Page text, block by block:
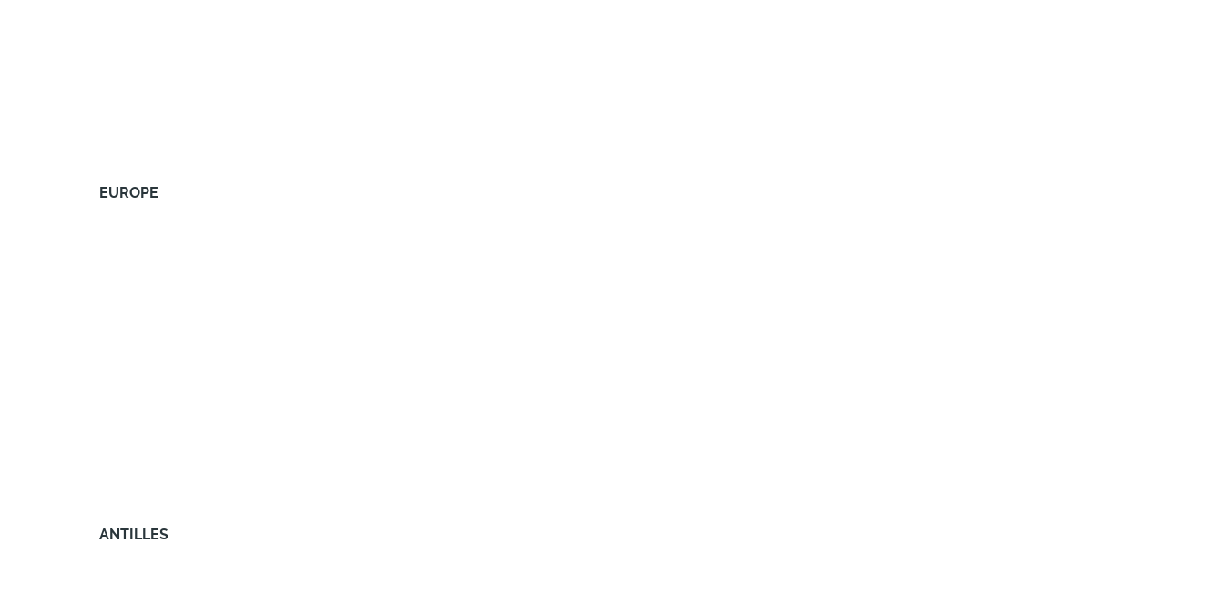
EUROPE
ANTILLES